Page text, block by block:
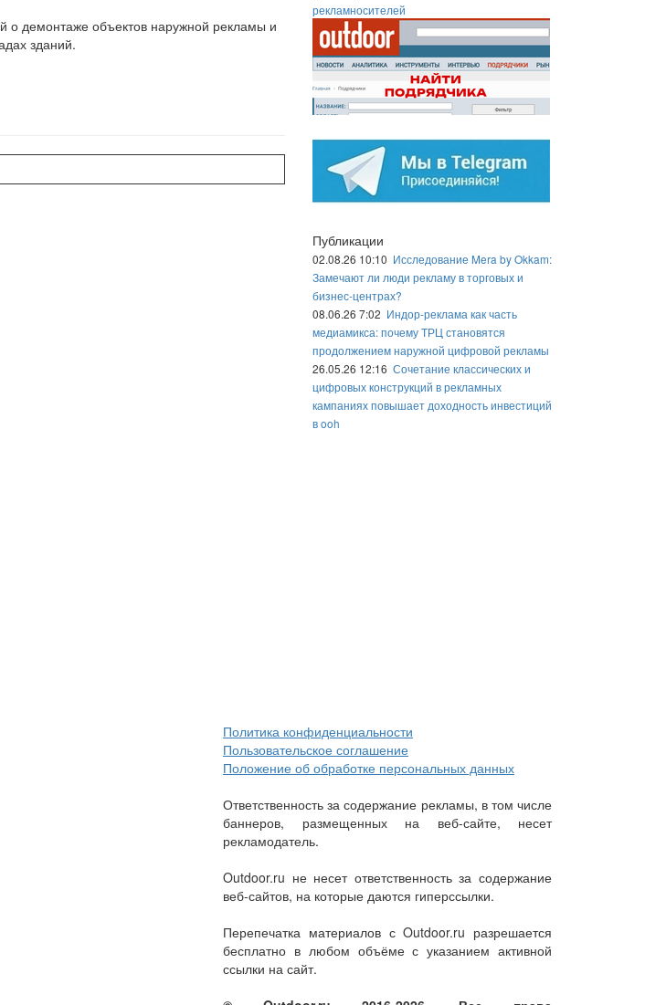
демонтаже объектов наружной рекламы и
зданий.
рекламносителей
Публикации
02.08.26 10:10 Исследование Mera by Okkam:
Замечают ли люди рекламу в торговых и
бизнес-центрах?
08.06.26 7:02 Индор-реклама как часть
медиамикса: почему ТРЦ становятся
продолжением наружной цифровой рекламы
26.05.26 12:16 Сочетание классических и
цифровых конструкций в рекламных
кампаниях повышает доходность инвестиций
в ooh
Политика конфиденциальности
Пользовательское соглашение
Положение об обработке персональных данных
Ответственность за содержание рекламы, в том числе
баннеров, размещенных на веб-сайте, несет
рекламодатель.
Outdoor.ru не несет ответственность за содержание
веб-сайтов, на которые даются гиперссылки.
Перепечатка материалов с Outdoor.ru разрешается
бесплатно в любом объёме с указанием активной
ссылки на сайт.